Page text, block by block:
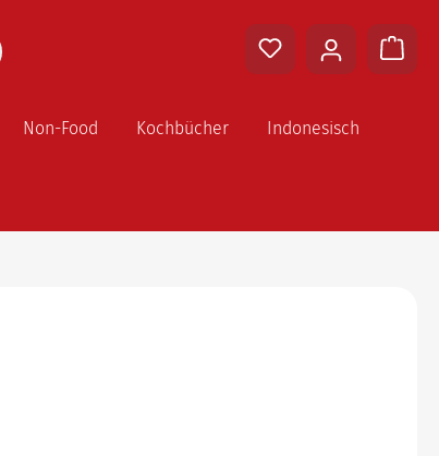
Non-Food Kochbücher Indonesisch